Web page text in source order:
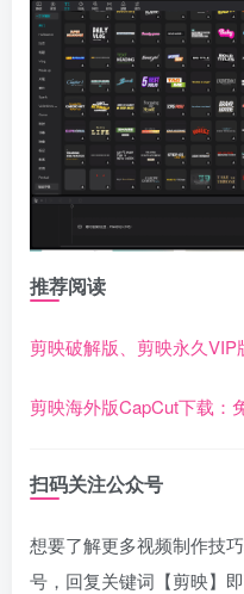
推荐阅读
剪映破解版、剪映永久
剪映海外版CapCut下载：
扫码关注公众号
想要了解更多视频制作技
号，回复关键词【剪映】